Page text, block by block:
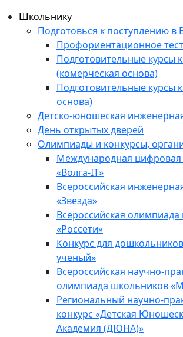
Школьнику
Подготовься к поступлению в
Профориентационное
Подготовительные курсы
(комерческая основа)
Подготовительные курсы
основа)
Детско-юношеская
День открытых дверей
Олимпиады и конкурсы,
Международная
«Волга-IT»
Всероссийская
«Звезда»
Всероссийская
«Россети»
Конкурс для
ученый»
Всероссийская научно-
олимпиада школьников
Региональный научно-
конкурс «Детская
Академия (ДЮНА)»